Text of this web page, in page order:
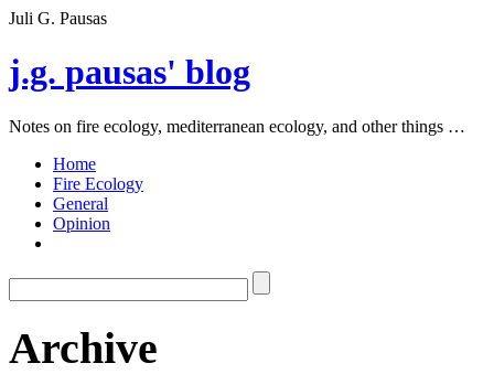
Juli G. Pausas
j.g. pausas' blog
Notes on fire ecology, mediterranean ecology, and other things …
Home
Fire Ecology
General
Opinion
Archive